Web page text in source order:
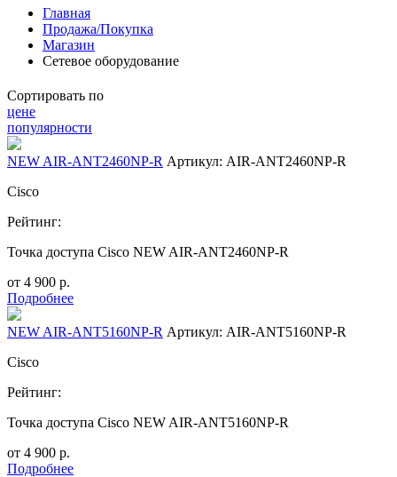
Главная
Продажа/Покупка
Магазин
Сетевое оборудование
Сортировать по
цене
популярности
NEW AIR-ANT2460NP-R Артикул: AIR-ANT2460NP-R
Cisco
Рейтинг:
Точка доступа Cisco NEW AIR-ANT2460NP-R
от 4 900 р.
Подробнее
NEW AIR-ANT5160NP-R Артикул: AIR-ANT5160NP-R
Cisco
Рейтинг:
Точка доступа Cisco NEW AIR-ANT5160NP-R
от 4 900 р.
Подробнее